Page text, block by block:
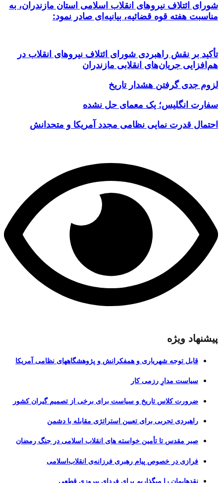
شورای ائتلاف نیروهای انقلاب اسلامی استان مازندران، به
مناسبت هفته قوه قضائیه، بیانیه‌ای صادر نمود:
تأکید بر نقش راهبردی شورای ائتلاف نیروهای انقلاب در
هم‌افزایی جریان‌های انقلابی مازندران
لزوم جدی گرفتن هشدار تاریخ
سفارت انگلیس؛ یک معمای حل نشده
احتمال قدرت نمایی نظامی مجدد آمریکا و متحدانش
پیشنهاد ویژه
قابل توجه شهریاری و همفکرانش و پژوهشگاههای نظامی آمریکا
سیاست مدارِ رزمی کار
ضرورت کلاس تاریخ و سیاست برای برخی از تصمیم گیران کشور
راهبردی تجربی برای تعیین استراتژی مقابله با دشمن
صبر مقدس تا تأمین خواسته های انقلاب اسلامی در جنگ رمضان
فرازی در خصوص پیام رهبری فرزانه‌ی انقلاب‌اسلامی
نقدهایمان را میگذاریم برای فردای پیروزی قطعی